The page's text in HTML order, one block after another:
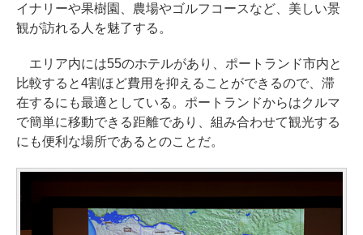
イナリーや果樹園、農場やゴルフコースなど、美しい景
観が訪れる人を魅了する。
エリア内には55のホテルがあり、ポートランド市内と
比較すると4割ほど費用を抑えることができるので、滞
在するにも最適としている。ポートランドからはクルマ
で簡単に移動できる距離であり、組み合わせて観光する
にも便利な場所であるとのことだ。